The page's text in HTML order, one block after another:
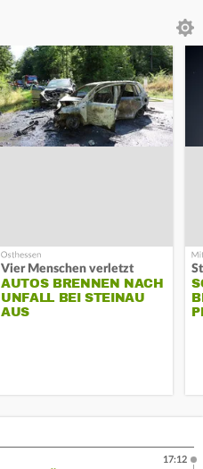
Vier Menschen verletzt
AUTOS BRENNEN NACH
UNFALL BEI STEINAU
AUS
17:12